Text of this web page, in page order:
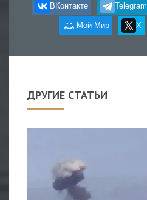
ВКонтакте Telegram
Мой Мир X
ДРУГИЕ СТАТЬИ